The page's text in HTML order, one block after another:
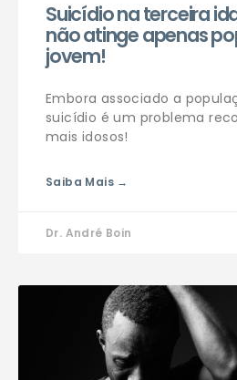
Suicídio na terceira
não atinge apenas
jovem!
Embora associado a
suicídio é um problema
mais idosos!
Saiba Mais →
Dr. André Boin